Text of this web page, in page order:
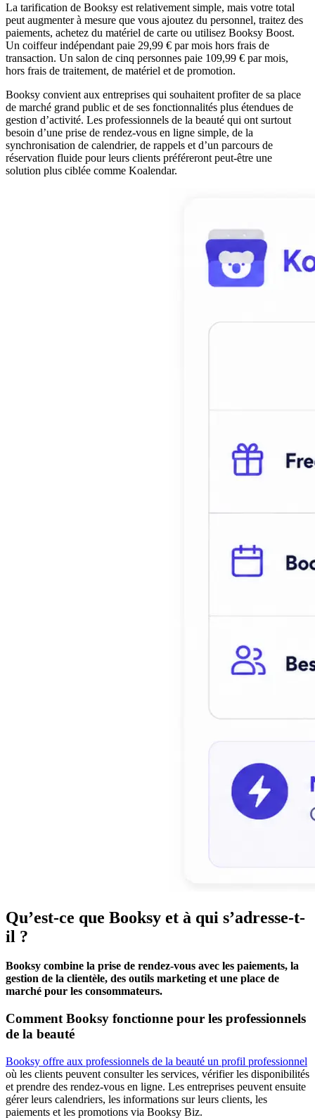
La tarification de Booksy est relativement simple, mais votre total
peut augmenter à mesure que vous ajoutez du personnel, traitez des
paiements, achetez du matériel de carte ou utilisez Booksy Boost.
Un coiffeur indépendant paie 29,99 € par mois hors frais de
transaction. Un salon de cinq personnes paie 109,99 € par mois,
hors frais de traitement, de matériel et de promotion.
Booksy convient aux entreprises qui souhaitent profiter de sa place
de marché grand public et de ses fonctionnalités plus étendues de
gestion d’activité. Les professionnels de la beauté qui ont surtout
besoin d’une prise de rendez-vous en ligne simple, de la
synchronisation de calendrier, de rappels et d’un parcours de
réservation fluide pour leurs clients préféreront peut‑être une
solution plus ciblée comme Koalendar.
Qu’est-ce que Booksy et à qui s’adresse-t-
il ?
Booksy combine la prise de rendez-vous avec les paiements, la
gestion de la clientèle, des outils marketing et une place de
marché pour les consommateurs.
Comment Booksy fonctionne pour les professionnels
de la beauté
Booksy offre aux professionnels de la beauté un profil professionnel
où les clients peuvent consulter les services, vérifier les disponibilités
et prendre des rendez-vous en ligne. Les entreprises peuvent ensuite
gérer leurs calendriers, les informations sur leurs clients, les
paiements et les promotions via Booksy Biz.